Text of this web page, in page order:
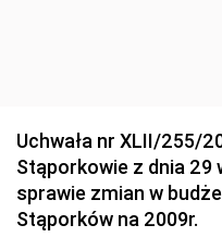
Dziennik Urzędowy
Materiałów
Dziennik Urzędowy
Dziennik Urzędowy
Uchwała nr XLII/255/
Stąporkowie z dnia 29
sprawie zmian w
Stąporków na 2009r.